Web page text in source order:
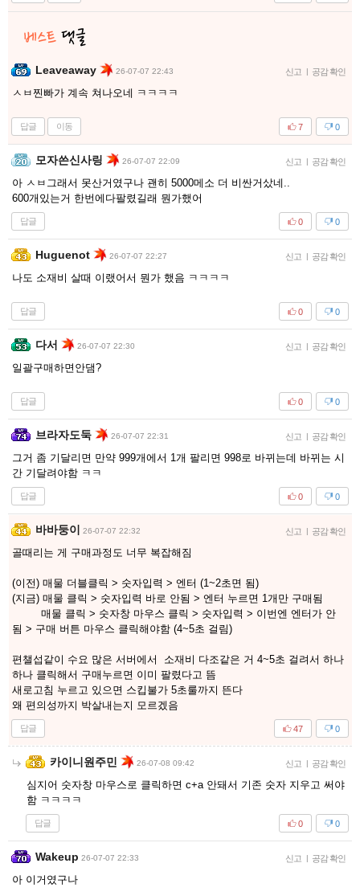
Leaveaway 26-07-07 22:43 신고 | 공감 확인
ㅅㅂ찐빠가 계속 쳐나오네 ㅋㅋㅋㅋ
답글 이동 0
7
모자쓴신사링 26-07-07 22:09 신고 | 공감 확인
아 ㅅㅂ그래서 못산거였구나 괜히 5000메소 더 비싼거샀네..
600개있는거 한번에다팔렸길래 뭔가했어
답글 0
0
Huguenot 26-07-07 22:27 신고 | 공감 확인
나도 소재비 살때 이랬어서 뭔가 했음 ㅋㅋㅋㅋ
답글 0
0
다서 26-07-07 22:30 신고 | 공감 확인
일괄구매하면안댐?
답글 0
0
브라자도둑 26-07-07 22:31 신고 | 공감 확인
그거 좀 기달리면 만약 999개에서 1개 팔리면 998로 바뀌는데 바뀌는 시
간 기달려야함 ㅋㅋ
답글 0
0
바바둥이 26-07-07 22:32 신고 | 공감 확인
골때리는 게 구매과정도 너무 복잡해짐
(이전) 매물 더블클릭 > 숫자입력 > 엔터 (1~2초면 됨)
(지금) 매물 클릭 > 숫자입력 바로 안됨 > 엔터 누르면 1개만 구매됨
매물 클릭 > 숫자창 마우스 클릭 > 숫자입력 > 이번엔 엔터가 안
됨 > 구매 버튼 마우스 클릭해야함 (4~5초 걸림)
편챌섭같이 수요 많은 서버에서 소재비 다조같은 거 4~5초 걸려서 하나
하나 클릭해서 구매누르면 이미 팔렸다고 뜸
새로고침 누르고 있으면 스킵불가 5초룰까지 뜬다
왜 편의성까지 박살내는지 모르겠음
답글 0
47
카이니원주민 26-07-08 09:42 신고 | 공감 확인
심지어 숫자창 마우스로 클릭하면 c+a 안돼서 기존 숫자 지우고 써야
함 ㅋㅋㅋㅋ
답글 0
0
Wakeup 26-07-07 22:33 신고 | 공감 확인
아 이거였구나